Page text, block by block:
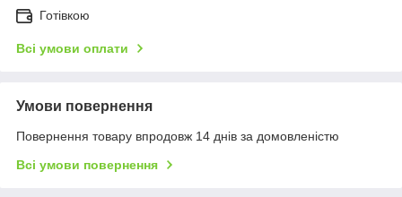
Готівкою
Всі умови оплати
Умови повернення
Повернення товару впродовж 14 днів за домовленістю
Всі умови повернення